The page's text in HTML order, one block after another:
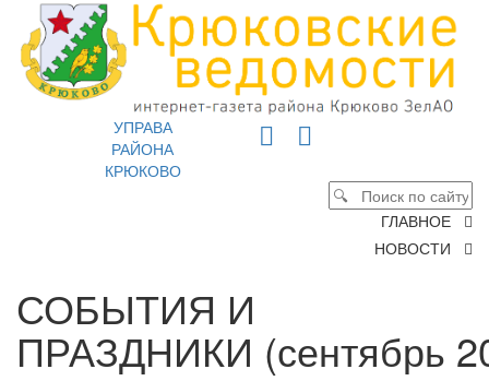
УПРАВА
РАЙОНА
КРЮКОВО
ГЛАВНОЕ
НОВОСТИ
СОБЫТИЯ И
ПРАЗДНИКИ (сентябрь